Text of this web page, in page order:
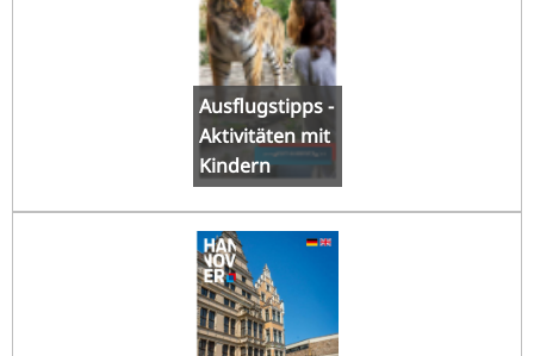
Ausflugstipps -
Aktivitäten mit
Kindern